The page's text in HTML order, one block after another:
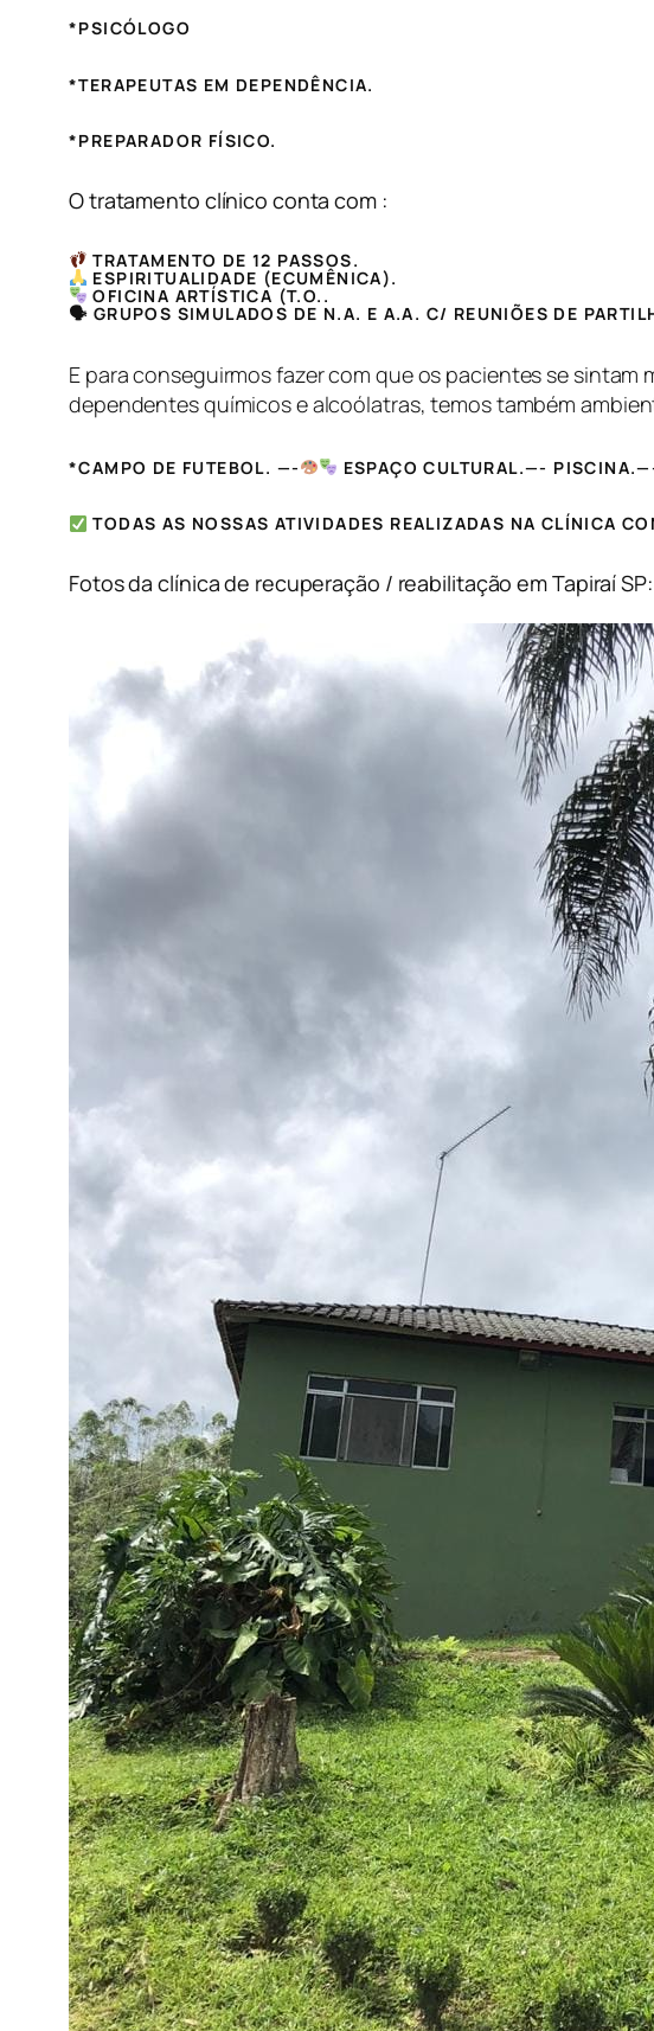
*PSICÓLOGO
*TERAPEUTAS EM DEPENDÊNCIA.
*PREPARADOR FÍSICO.
O tratamento clínico conta com :
TRATAMENTO DE 12 PASSOS.
ESPIRITUALIDADE (ECUMÊNICA).
OFICINA ARTÍSTICA (T.O..
🗣 GRUPOS SIMULADOS DE N.A. E A.A. C/ REUNIÕES DE
E para conseguirmos fazer com que os pacientes se
dependentes químicos e alcoólatras, temos também
*CAMPO DE FUTEBOL. —- ESPAÇO CULTURAL.—-
TODAS AS NOSSAS ATIVIDADES REALIZADAS NA CLÍNICA
Fotos da clínica de recuperação / reabilitação em Tapiraí SP: